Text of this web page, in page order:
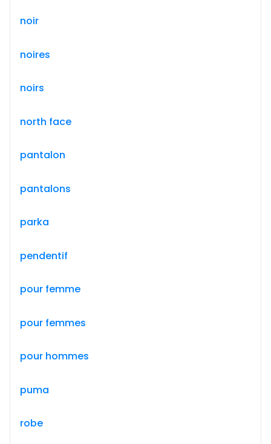
noir
noires
noirs
north face
pantalon
pantalons
parka
pendentif
pour femme
pour femmes
pour hommes
puma
robe